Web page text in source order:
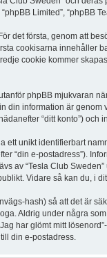
“phpBB Limited”,
det första, genom att
cookisarna innehåller
cookie kommer
phpBB mjukvaran
din information är
“ditt konto”)
ett unikt identifierbart
“din e-postadress”).
av “Tesla Club
Vidare så kan du, i
hash) så att det är
Aldrig under några
har glömt mitt
din e-postadress.